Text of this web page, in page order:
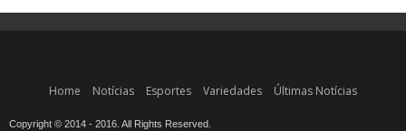
Home Notícias Esportes Variedades Últimas Notícias
Copyright © 2014 - 2016. All Rights Reserved.